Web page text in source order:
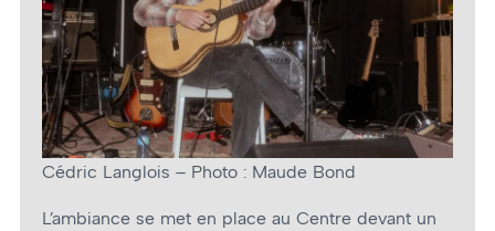
Cédric Langlois – Photo : Maude Bond
L’ambiance se met en place au Centre devant un